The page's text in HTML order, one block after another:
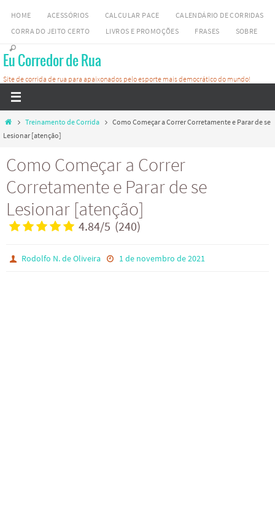
Skip
content
HOME ACESSÓRIOS CALCULAR PACE
CALENDÁRIO DE CORRIDAS
CORRA DO JEITO CERTO
LIVROS E PROMOÇÕES FRASES SOBRE
Eu Corredor de Rua
Site de corrida de rua para apaixonados pelo esporte mais democrático do mundo!
HomeTreinamento de Corrida
Como Começar a Correr Corretamente e Parar de se
Lesionar [atenção]
Como Começar a Correr
Corretamente e Parar de se
Lesionar [atenção]
4.84/5 (240)
Rodolfo N. de Oliveira 1 de novembro de 2021